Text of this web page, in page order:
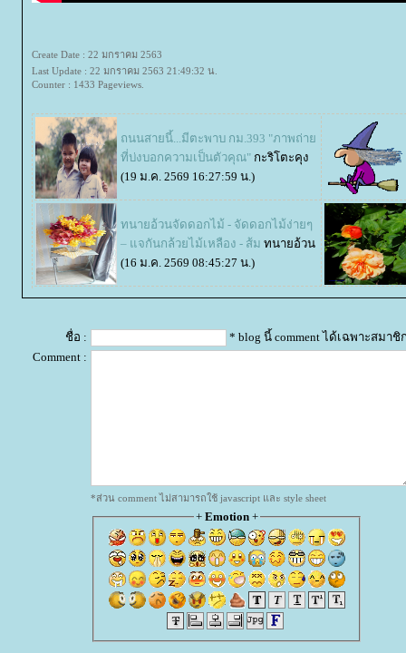
Create Date : 22 มกราคม 2563
Last Update : 22 มกราคม 2563 21:49:32 น.
Counter : 1433 Pageviews.
ถนนสายนี้...มีตะพาบ กม.393 "ภาพถ่า
ที่บ่งบอกความเป็นตัวคุณ" กะริโตะคุง
(19 ม.ค. 2569 16:27:59 น.)
ทนายอ้วนจัดดอกไม้ - จัดดอกไม้ง่ายๆ
– แจกันกล้วยไม้เหลือง - ส้ม ทนายอ้วน
(16 ม.ค. 2569 08:45:27 น.)
ชื่อ :
* blog นี้ comment ได้เฉพาะสมาชิ
Comment :
*ส่วน comment ไม่สามารถใช้ javascript และ style sheet
+ Emotion+